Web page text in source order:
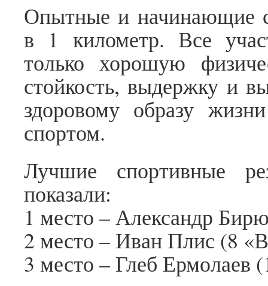
Опытные и начинающие
в 1 километр. Все
только хорошую
стойкость, выдержку и
здоровому образу
спортом.
Лучшие спортивные
показали:
1 место – Александр
2 место – Иван Плис (8
3 место – Глеб Ермолаев